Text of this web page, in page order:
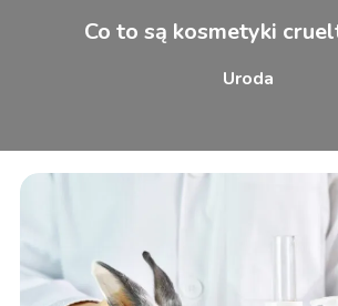
Co to są kosmetyki
Uroda